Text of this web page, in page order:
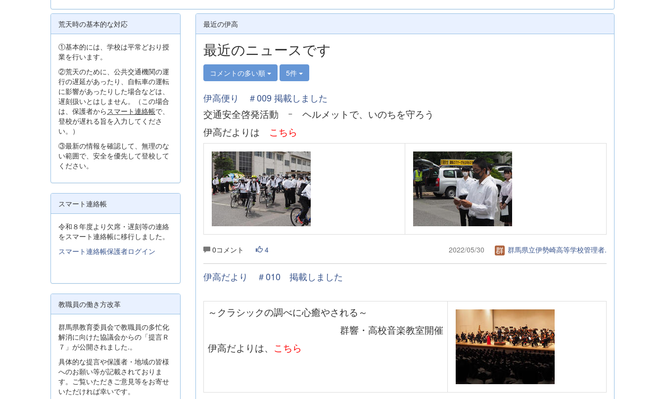
最近の伊高
最近のニュースです
コメントの多い順 5件
伊高便り ＃009 掲載しました
交通安全啓発活動 ｰ ヘルメットで、いのちを守ろう
伊高だよりは こちら
0コメント 4 2022/05/30 群馬県立伊勢崎高等学校管理者.
伊高だより ＃010 掲載しました
～クラシックの調べに心癒やされる～
群響・高校音楽教室開催
伊高だよりは、 こちら
荒天時の基本的な対応
①基本的には、学校は平常どおり授
業を行います。
②荒天のために、公共交通機関の運
行の遅延があったり、自転車の運転
に影響があったりした場合などは、
遅刻扱いとはしません。（この場合
は、保護者から スマート連絡帳で、
登校が遅れる旨を入力してくださ
い。）
③最新の情報を確認して、無理のな
い範囲で、安全を優先して登校して
ください。
スマート連絡帳
令和８年度より欠席・遅刻等の連絡
をスマート連絡帳に移行しました。
スマート連絡帳保護者ログイン
教職員の働き方改革
群馬県教育委員会で教職員の多忙化
解消に向けた協議会からの「提言Ｒ
７」が公開されました.。
具体的な提言や保護者・地域の皆様
へのお願い等が記載されておりま
す。ご覧いただきご意見等をお寄せ
いただければ幸いです。